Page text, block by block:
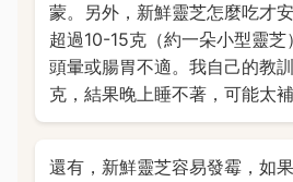
蒙。另外，新鮮靈芝怎麼吃才
超過10-15克（約一朵小型靈
頭暈或腸胃不適。我自己的教
克，結果晚上睡不著，可能太補
還有，新鮮靈芝容易發霉，如